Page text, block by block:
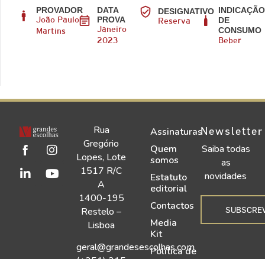
PROVADOR
João Paulo
Martins
DATA
PROVA
Janeiro
2023
DESIGNATIVO
Reserva
INDICAÇÃO
DE
CONSUMO
Beber
Rua
Gregório
Lopes, Lote
1517 R/C
A
1400-195
Restelo –
Lisboa
geral@grandesescolhas.com
Assinaturas
Quem
somos
Estatuto
editorial
Contactos
Media
Kit
Política de
Newsletter
Saiba todas
as
novidades